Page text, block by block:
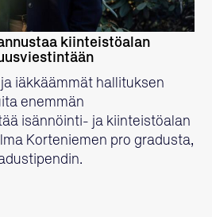
kiinteistöalan
ja iäkkäämmät hallituksen
enemmän
isännöinti- ja kiinteistöalan
Korteniemen pro gradusta,